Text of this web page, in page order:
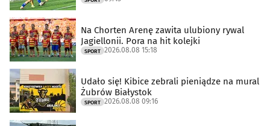
Na Chorten Arenę zawita ulubiony rywal
Jagiellonii. Pora na hit kolejki
SPORT 2026.08.08 15:18
Udało się! Kibice zebrali pieniądze na mural
Żubrów Białystok
SPORT 2026.08.08 09:16